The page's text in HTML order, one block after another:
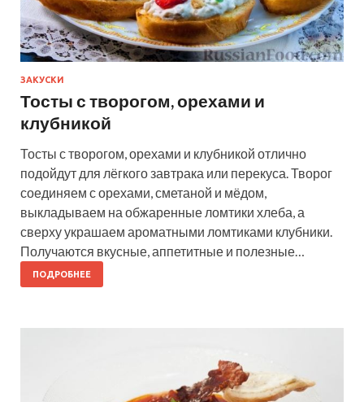
ЗАКУСКИ
Тосты с творогом, орехами и
клубникой
Тосты с творогом, орехами и клубникой отлично
подойдут для лёгкого завтрака или перекуса. Творог
соединяем с орехами, сметаной и мёдом,
выкладываем на обжаренные ломтики хлеба, а
сверху украшаем ароматными ломтиками клубники.
Получаются вкусные, аппетитные и полезные…
ПОДРОБНЕЕ